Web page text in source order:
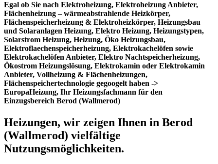
Egal ob Sie nach Elektroheizung, Elektroheizung Anbieter,
Flächenheizung – wärmeabstrahlende Heizkörper,
Flächenspeicherheizung & Elektroheizkörper, Heizungsbau
und Solaranlagen Heizung, Elektro Heizung, Heizungstypen,
Solarstrom Heizung, Heizung, Öko Heizungsbau,
Elektroflaechenspeicherheizung, Elektrokachelöfen sowie
Elektrokachelöfen Anbieter, Elektro Nachtspeicherheizung,
Ökostrom Heizungslösung, Elektrokamin oder Elektrokamin
Anbieter, Vollheizung & Flächenheizungen,
Flächenspeichertechnologie gegoogelt haben ->
EuropaHeizung, Ihr Heizungsfachmann für den
Einzugsbereich Berod (Wallmerod)
Heizungen, wir zeigen Ihnen in Berod
(Wallmerod) vielfältige
Nutzungsmöglichkeiten.